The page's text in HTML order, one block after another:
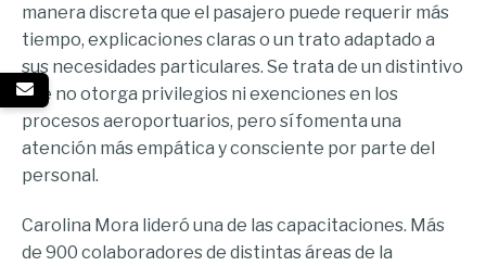
manera discreta que el pasajero puede requerir más
tiempo, explicaciones claras o un trato adaptado a
sus necesidades particulares. Se trata de un distintivo
que no otorga privilegios ni exenciones en los
procesos aeroportuarios, pero sí fomenta una
atención más empática y consciente por parte del
personal.
Carolina Mora lideró una de las capacitaciones. Más
de 900 colaboradores de distintas áreas de la